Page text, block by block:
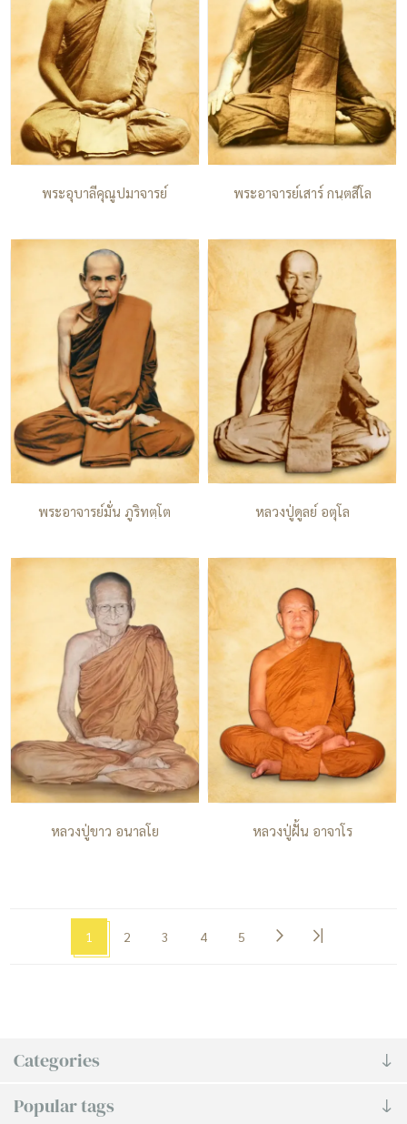
Categories
Popular tags
พระอุบาลีคุณูปมาจารย์ พระอาจารย์เสาร์ กนฺตสีโล
พระอาจารย์มั่น ภูริทตฺโต หลวงปู่ดูลย์ อตุโล
หลวงปู่ขาว อนาลโย หลวงปู่ฝั้น อาจาโร
1 2 3 4 5